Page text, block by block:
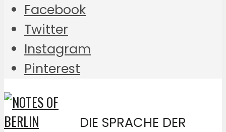
Facebook
Twitter
Instagram
Pinterest
DIE SPRACHE DER